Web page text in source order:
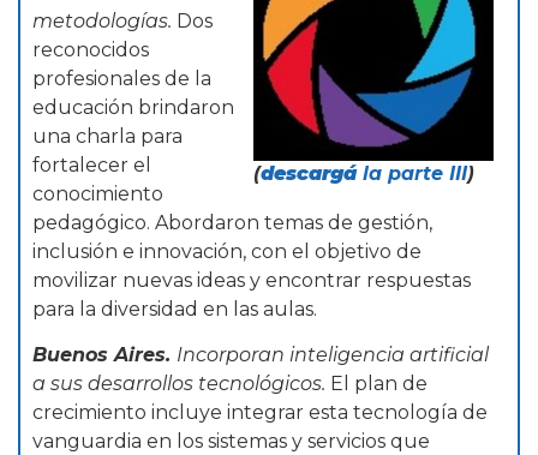
(descargála parte III)
metodologías. Dos
reconocidos
profesionales de la
educación brindaron
una charla para
fortalecer el
conocimiento
pedagógico. Abordaron temas de gestión,
inclusión e innovación, con el objetivo de
movilizar nuevas ideas y encontrar respuestas
para la diversidad en las aulas.
Buenos Aires. Incorporan inteligencia artificial
a sus desarrollos tecnológicos. El plan de
crecimiento incluye integrar esta tecnología de
vanguardia en los sistemas y servicios que